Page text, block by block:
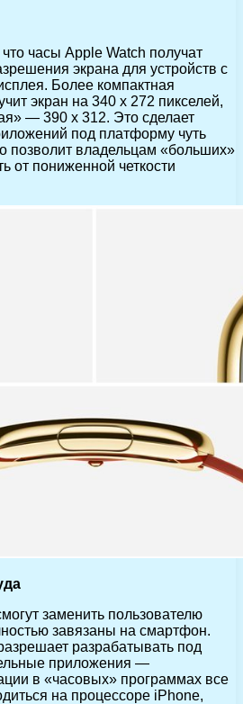
часы Apple Watch получат
экрана для устройств с
Более компактная
экран на 340 x 272 пикселей,
— 390 x 312. Это сделает
под платформу чуть
позволит владельцам «больших»
от пониженной четкости
заменить пользователю
завязаны на смартфон.
разрабатывать под
приложения —
в «часовых» программах все
на процессоре iPhone,